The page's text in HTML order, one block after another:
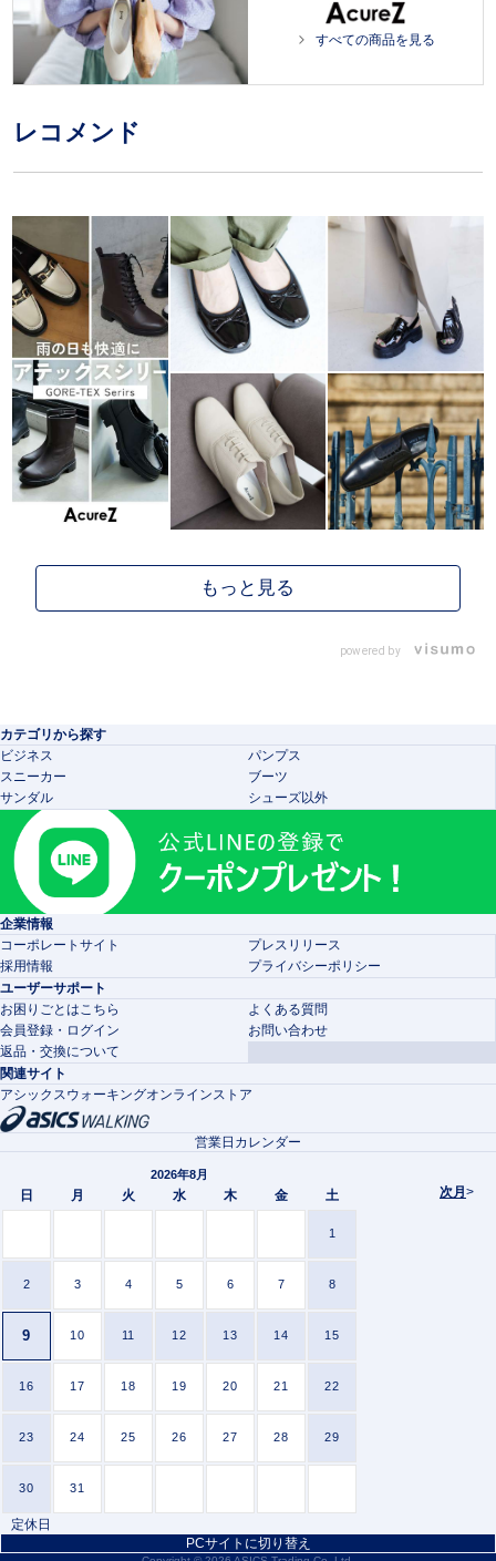
すべての商品を見る
レコメンド
powered by
カテゴリから探す
ビジネス
パンプス
スニーカー
ブーツ
サンダル
シューズ以外
企業情報
コーポレートサイト
プレスリリース
採用情報
プライバシーポリシー
ユーザーサポート
お困りごとはこちら
よくある質問
会員登録・ログイン
お問い合わせ
返品・交換について
関連サイト
アシックスウォーキングオンラインストア
次月 >
営業日カレンダー
2026年8月
日 月 火 水 木 金 土
1
2 3 4 5 6 7 8
9 10 11 12 13 14 15
16 17 18 19 20 21 22
23 24 25 26 27 28 29
30 31
定休日
PCサイトに切り替え